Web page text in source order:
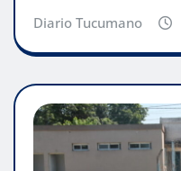
Diario Tucumano